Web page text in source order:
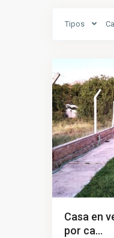
Tipos
de
Casa en
por ca...